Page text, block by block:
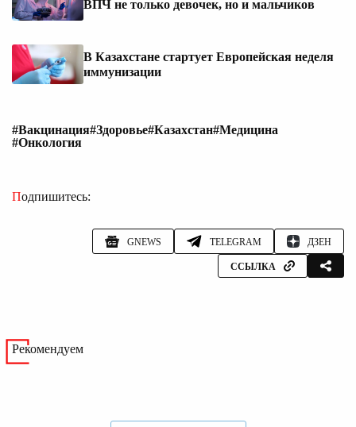
ВПЧ не только девочек, но и мальчиков
В Казахстане стартует Европейская неделя
иммунизации
#Вакцинация#Здоровье#Казахстан#Медицина
#Онкология
Подпишитесь:
GNEWS TELEGRAM ДЗЕН
ССЫЛКА
Рекомендуем